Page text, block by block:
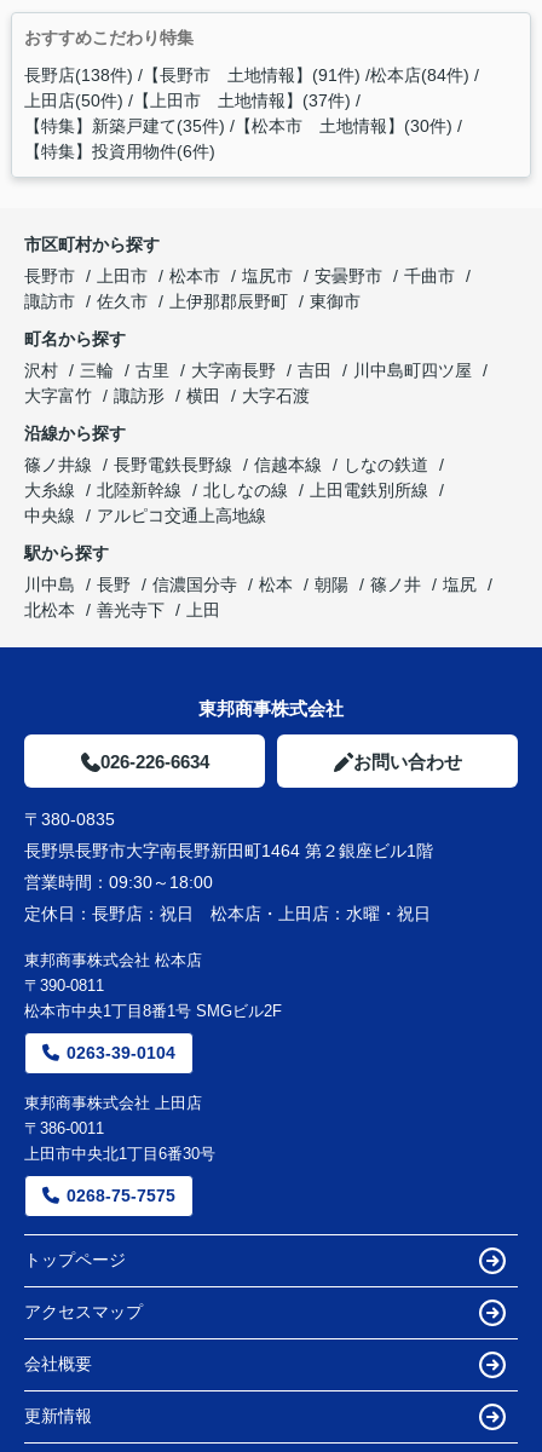
おすすめこだわり特集
長野店(138件) 【長野市 土地情報】(91件) 松本店(84件)
上田店(50件) 【上田市 土地情報】(37件)
【特集】新築戸建て(35件) 【松本市 土地情報】(30件)
【特集】投資用物件(6件)
市区町村から探す
長野市
上田市 松本市 塩尻市 安曇野市
千曲市
諏訪市
佐久市 上伊那郡辰野町
東御市
町名から探す
沢村
三輪 古里 大字南長野 吉田
川中島町四ツ屋
大字富竹
諏訪形 横田
大字石渡
沿線から探す
篠ノ井線
長野電鉄長野線 信越本線
しなの鉄道
大糸線
北陸新幹線 北しなの線
上田電鉄別所線
中央線
アルピコ交通上高地線
駅から探す
川中島
長野 信濃国分寺 松本 朝陽 篠ノ井
塩尻
北松本
善光寺下 上田
東邦商事株式会社
026-226-6634 お問い合わせ
〒380-0835
長野県長野市大字南長野新田町1464 第２銀座ビル1階
営業時間： 09:30～18:00
定休日： 長野店：祝日 松本店・上田店：水曜・祝日
東邦商事株式会社 松本店
〒390-0811
松本市中央1丁目8番1号 SMGビル2F
0263-39-0104
東邦商事株式会社 上田店
〒386-0011
上田市中央北1丁目6番30号
0268-75-7575
トップページ
アクセスマップ
会社概要
更新情報